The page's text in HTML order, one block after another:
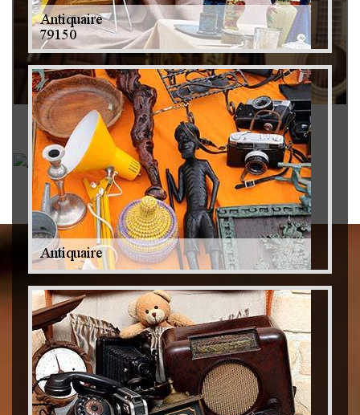
Rachat instrument de musique 79
Achat antiquité 79